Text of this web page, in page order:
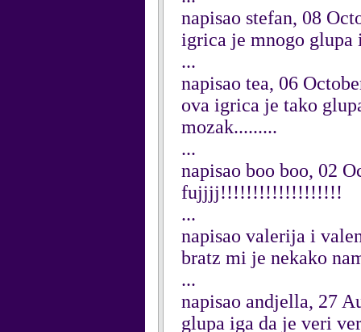
napisao stefan, 08
igrica je mnogo glupa
...
napisao tea, 06
ova igrica je tako
mozak.........
...
napisao boo boo, 02
fujjjj!!!!!!!!!!!!!!!!!!!
...
napisao valerija i
bratz mi je nekako
...
napisao andjella, 27
glupa iga da je veri